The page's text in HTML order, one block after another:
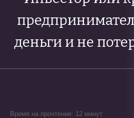
деньги и не
Время на прочтение: 12 минут